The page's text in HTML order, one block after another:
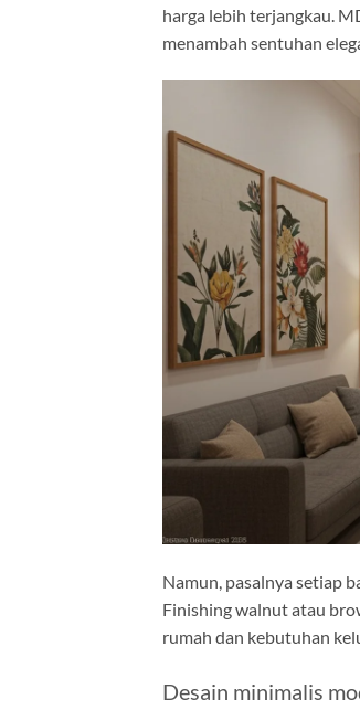
harga lebih terjangkau.
menambah sentuhan
Namun, pasalnya setiap
Finishing walnut atau
rumah dan kebutuhan
Desain minimalis